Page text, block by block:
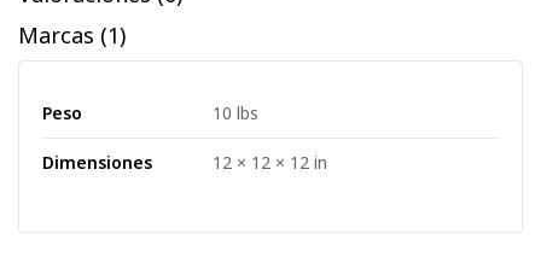
Marcas (1)
Peso 10 lbs
Dimensiones 12 × 12 × 12 in